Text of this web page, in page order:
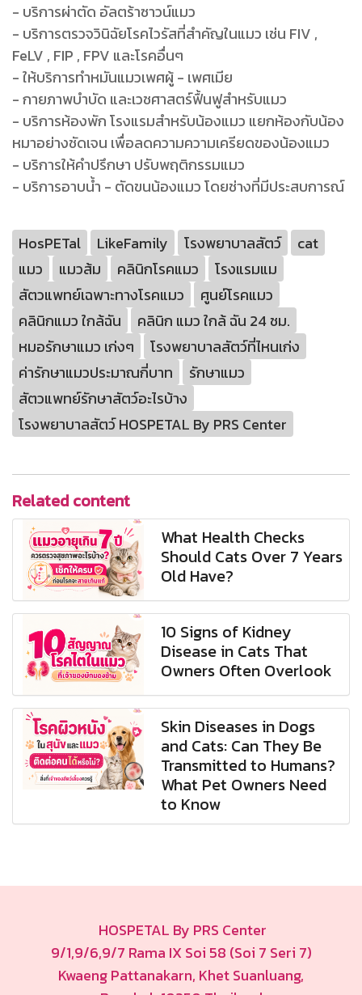
- บริการผ่าตัด อัลตร้าซาวน์แมว
- บริการตรวจวินิฉัยโรคไวรัสที่สำคัญในแมว เช่น FIV ,
FeLV , FIP , FPV และโรคอื่นๆ
- ให้บริการทำหมันแมวเพศผู้ - เพศเมีย
- กายภาพบำบัด และเวชศาสตร์ฟื้นฟูสำหรับแมว
- บริการห้องพัก โรงแรมสำหรับน้องแมว แยกห้องกับน้อง
หมาอย่างชัดเจน เพื่อลดความความเครียดของน้องแมว
- บริการให้คำปรึกษา ปรับพฤติกรรมแมว
- บริการอาบน้ำ - ตัดขนน้องแมว โดยช่างที่มีประสบการณ์
HosPETal LikeFamily โรงพยาบาลสัตว์
cat
แมว
แมวส้ม คลินิกโรคแมว
โรงแรมแม
สัตวแพทย์เฉพาะทางโรคแมว
ศูนย์โรคแมว
คลินิกแมว ใกล้ฉัน
คลินิก แมว ใกล้ ฉัน 24 ชม.
หมอรักษาแมว เก่งๆ
โรงพยาบาลสัตว์ที่ไหนเก่ง
ค่ารักษาแมวประมาณกี่บาท
รักษาแมว
สัตวแพทย์รักษาสัตว์อะไรบ้าง
โรงพยาบาลสัตว์ HOSPETAL By PRS Center
Related content
What Health Checks
Should Cats Over 7 Years
Old Have?
10 Signs of Kidney
Disease in Cats That
Owners Often Overlook
Skin Diseases in Dogs
and Cats: Can They Be
Transmitted to Humans?
What Pet Owners Need
to Know
HOSPETAL By PRS Center
9/1,9/6,9/7 Rama IX Soi 58 (Soi 7 Seri 7)
Kwaeng Pattanakarn, Khet Suanluang,